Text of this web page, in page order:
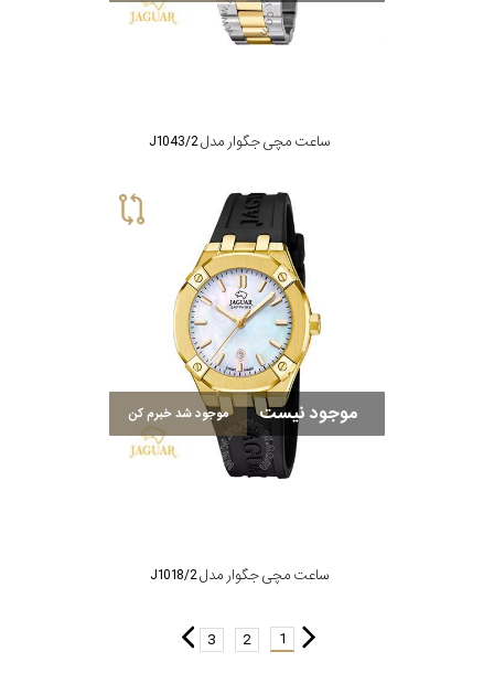
ساعت مچی جگوار مدل J1043/2
موجود نیست موجود شد خبرم کن
ساعت مچی جگوار مدل J1018/2
1
2
3